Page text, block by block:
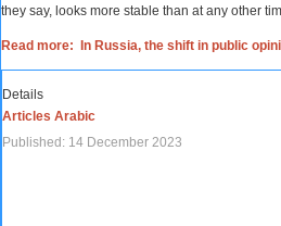
they say, looks more stable than at any other
Read more: In Russia, the shift in public
Details
Articles Arabic
Published: 14 December 2023